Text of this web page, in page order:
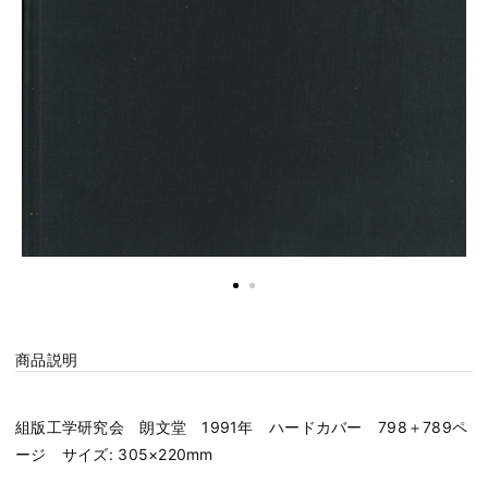
商品説明
組版工学研究会 朗文堂 1991年 ハードカバー 798＋789ペ
ージ サイズ: 305×220mm